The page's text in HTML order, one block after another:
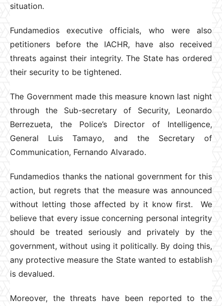
situation.
Fundamedios executive officials, who were also
petitioners before the IACHR, have also received
threats against their integrity. The State has ordered
their security to be tightened.
The Government made this measure known last night
through the Sub-secretary of Security, Leonardo
Berrezueta, the Police’s Director of Intelligence,
General Luis Tamayo, and the Secretary of
Communication, Fernando Alvarado.
Fundamedios thanks the national government for this
action, but regrets that the measure was announced
without letting those affected by it know first. We
believe that every issue concerning personal integrity
should be treated seriously and privately by the
government, without using it politically. By doing this,
any protective measure the State wanted to establish
is devalued.
Moreover, the threats have been reported to the